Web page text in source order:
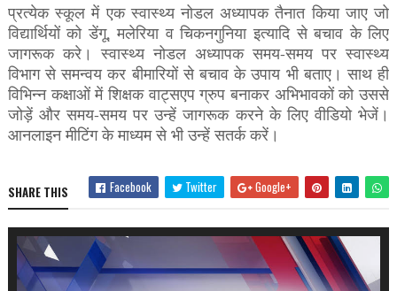
प्रत्येक स्कूल में एक स्वास्थ्य नोडल अध्यापक तैनात किया जाए जो
विद्यार्थियों को डेंगू, मलेरिया व चिकनगुनिया इत्यादि से बचाव के लिए
जागरूक करे। स्वास्थ्य नोडल अध्यापक समय-समय पर स्वास्थ्य
विभाग से समन्वय कर बीमारियों से बचाव के उपाय भी बताए। साथ ही
विभिन्न कक्षाओं में शिक्षक वाट्सएप ग्रुप बनाकर अभिभावकों को उससे
जोड़ें और समय-समय पर उन्हें जागरूक करने के लिए वीडियो भेजें।
आनलाइन मीटिंग के माध्यम से भी उन्हें सतर्क करें।
SHARE THIS Facebook Twitter Google+